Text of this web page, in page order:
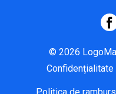
© 2026
Confidențialitate